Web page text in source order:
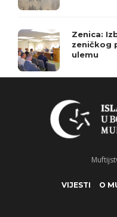
Zenica:
zeničkog
ulemu
VIJESTI O